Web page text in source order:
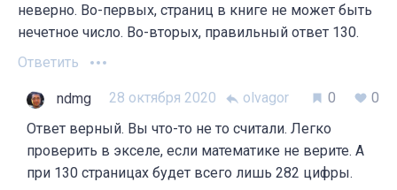
неверно. Во-первых, страниц в книге не может быть
нечетное число. Во-вторых, правильный ответ 130.
Ответить
ndmg 28 октября 2020 olvagor 0
0
Ответ верный. Вы что-то не то считали. Легко
проверить в экселе, если математике не верите. А
при 130 страницах будет всего лишь 282 цифры.